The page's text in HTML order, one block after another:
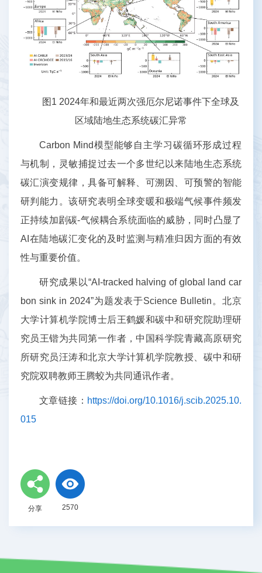
图1 2024年和最近两次强厄尔尼诺事件下全球及
区域陆地生态系统碳汇异常
Carbon Mind模型能够自主学习碳循环形成过程
与机制，灵敏捕捉过去一个多世纪以来陆地生态系统
碳汇演变规律，具备可解释、可溯因、可预警的智能
研判能力。该研究表明全球变暖和极端气候事件频发
正持续加剧碳-气候耦合系统面临的威胁，同时凸显了
AI在陆地碳汇变化的及时监测与精准归因方面的有效
性与重要价值。
研究成果以“AI-tracked halving of global land car
bon sink in 2024”为题发表于Science Bulletin。北京
大学计算机学院博士后王鹤媛和碳中和研究院助理研
究员王锴为共同第一作者，中国科学院青藏高原研究
所研究员汪涛和北京大学计算机学院教授、碳中和研
究院双聘教师王腾蛟为共同通讯作者。
文章链接： https://doi.org/10.1016/j.scib.2025.10.
015
2570
分享